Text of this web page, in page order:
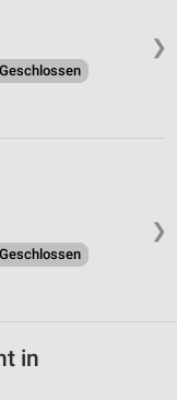
❯
Geschlossen
❯
Geschlossen
in